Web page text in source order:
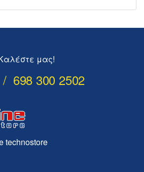
μας!
698 300 2502
technostore